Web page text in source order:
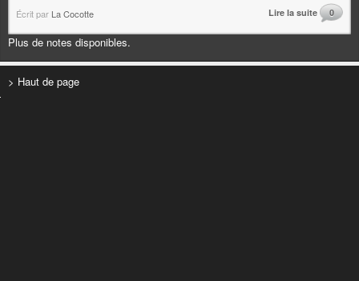
Écrit par La Cocotte Lire la suite 0
Plus de notes disponibles.
> Haut de page